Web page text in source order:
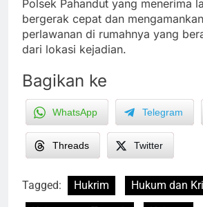
Polsek Pahandut yang menerima
bergerak cepat dan
perlawanan di rumahnya yang
dari lokasi kejadian.
Bagikan ke
WhatsApp Telegram
Threads Twitter
Tagged: Hukrim
Hukum dan